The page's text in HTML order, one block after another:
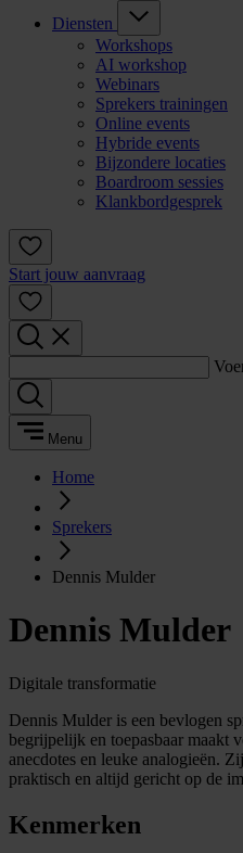
Diensten
Workshops
AI workshop
Webinars
Sprekers trainingen
Online events
Hybride events
Bijzondere locaties
Boardroom sessies
Klankbordgesprek
Start jouw aanvraag
Menu
Home
Sprekers
Dennis Mulder
Dennis Mulder
Digitale transformatie
Dennis Mulder is een bevlogen
begrijpelijk en toepasbaar maakt
anecdotes en leuke analogieën.
praktisch en altijd gericht op de
Kenmerken